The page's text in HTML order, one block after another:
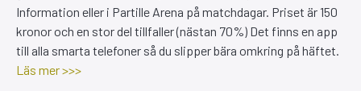
Information eller i Partille Arena på matchdagar. Priset är 150
kronor och en stor del tillfaller (nästan 70%) Det finns en app
till alla smarta telefoner så du slipper bära omkring på häftet.
Läs mer >>>